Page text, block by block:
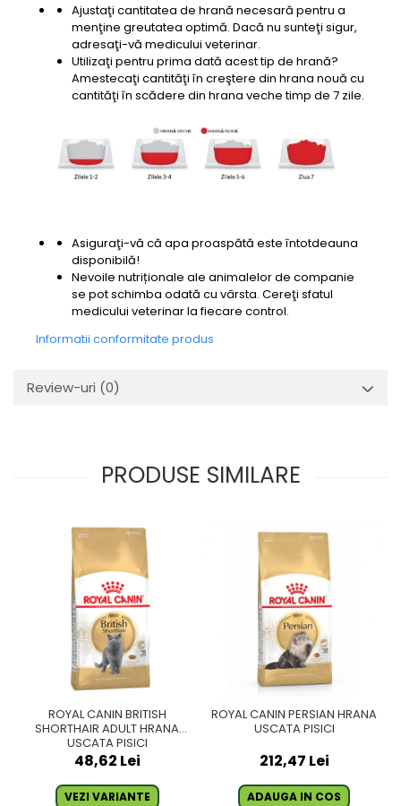
Ajustaţi cantitatea de hrană necesară pentru a
menţine greutatea optimă. Dacă nu sunteţi sigur,
adresaţi-vă medicului veterinar.
Utilizaţi pentru prima dată acest tip de hrană?
Amestecaţi cantităţi în creştere din hrana nouă cu
cantităţi în scădere din hrana veche timp de 7 zile.
Asiguraţi-vă că apa proaspătă este întotdeauna
disponibilă!
Nevoile nutriționale ale animalelor de companie
se pot schimba odată cu vârsta. Cereţi sfatul
medicului veterinar la fiecare control.
Informatii conformitate produs
Review-uri (0)
PRODUSE SIMILARE
ROYAL CANIN BRITISH
SHORTHAIR ADULT HRANA
USCATA PISICI
48,62 Lei
VEZI VARIANTE
ROYAL CANIN PERSIAN HRANA
USCATA PISICI
212,47 Lei
ADAUGA IN COS